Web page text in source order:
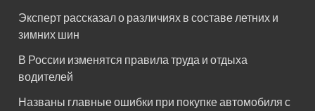
Эксперт рассказал о различиях в составе летних и
зимних шин
В России изменятся правила труда и отдыха
водителей
Названы главные ошибки при покупке автомобиля с